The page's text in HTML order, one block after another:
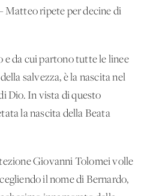
Matteo ripete per decine di
e da cui partono tutte le linee
salvezza, è la nascita nel
Dio. In vista di questo
la nascita della Beata
Giovanni Tolomei volle
il nome di Bernardo,